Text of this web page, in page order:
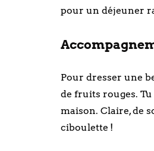
pour un déjeuner
Pour dresser une
de fruits rouges.
maison. Claire, de
ciboulette !